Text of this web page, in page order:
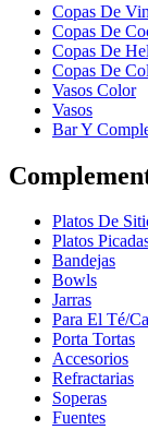
Copas De
Copas De
Copas De
Copas De
Vasos Color
Vasos
Bar Y
Platos De
Platos
Bandejas
Bowls
Jarras
Para El Té/
Porta Tortas
Accesorios
Refractarias
Soperas
Fuentes